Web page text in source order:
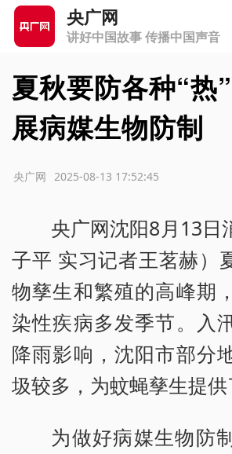
央广网
讲好中国故事 传播中国声音
夏秋要防各种“热
展病媒生物防制
2025-08-13 17:52:45
央广网
央广网沈阳8月13日
子平 实习记者王茗赫）
物孳生和繁殖的高峰期
染性疾病多发季节。入
降雨影响，沈阳市部分
圾较多，为蚊蝇孳生提供
为做好病媒生物防